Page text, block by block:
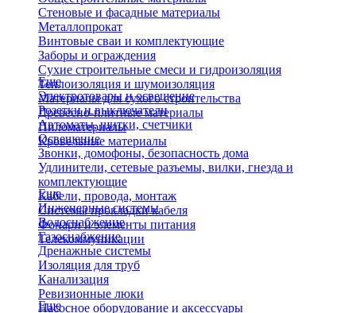
Стеновые и фасадные материалы
Металлопрокат
Винтовые сваи и комплектующие
Заборы и ограждения
Сухие строительные смеси и гидроизоляция
Теплоизоляция и шумоизоляция
Материалы для сухого строительства
Древесно-плитные материалы
Пиломатериалы
Кровельные материалы
Еще
Электротовары и освещение
Розетки и выключатели
Автоматы, щитки, счетчики
Освещение
Звонки, домофоны, безопасность дома
Удлинители, сетевые разъемы, вилки, гнезда и
комплектующие
Кабели, провода, монтаж
Системы прокладки кабеля
Фонари и элементы питания
Телекоммуникации
Еще
Инженерные системы
Водоснабжение
Газоснабжение
Дренажные системы
Изоляция для труб
Канализация
Ревизионные люки
Насосное оборудование и аксессуары
Еще